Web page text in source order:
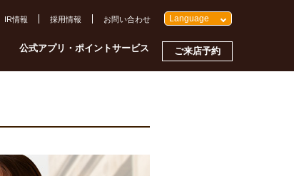
公式アプリ・ポイントサービス ご来店予約
IR情報 採用情報 お問い合わせ Language